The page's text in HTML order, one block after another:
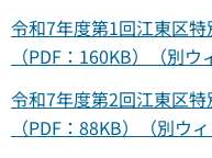
令和7年度第1回江東区
（PDF：160KB）（別ウ
令和7年度第2回江東区
（PDF：88KB）（別ウ